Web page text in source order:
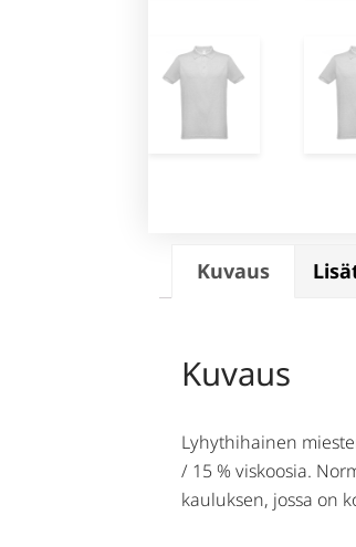
Kuvaus
Kuvaus
Lyhythihainen
/ 15 % viskoosia.
kauluksen, jossa on